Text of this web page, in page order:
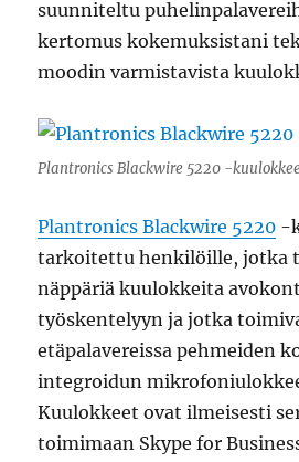
suunniteltu
kertomus kokemuksistani
moodin varmistavista
Plantronics Blackwire 5220 -
Plantronics Blackwire 5220 -
tarkoitettu henkilöille, jotka
näppäriä kuulokkeita
työskentelyyn ja jotka
etäpalavereissa pehmeiden
integroidun
Kuulokkeet ovat ilmeisesti
toimimaan Skype for